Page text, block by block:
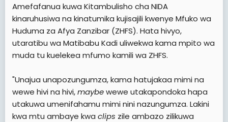
Amefafanua kuwa Kitambulisho cha NIDA
kinaruhusiwa na kinatumika kujisajili kwenye Mfuko wa
Huduma za Afya Zanzibar (ZHFS). Hata hivyo,
utaratibu wa Matibabu Kadi uliwekwa kama mpito wa
muda tu kuelekea mfumo kamili wa ZHFS.
"Unajua unapozungumza, kama hatujakaa mimi na
wewe hivi na hivi,maybewewe utakapondoka hapa
utakuwa umenifahamu mimi nini nazungumza. Lakini
kwa mtu ambaye kwa clips zile ambazo zilikuwa